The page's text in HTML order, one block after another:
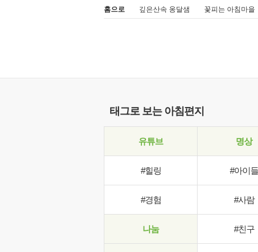
홈으로 깊은산속 옹달샘 꽃피는 아침마을
태그로 보는 아침편지
유튜브 명상
#힐링 #아이들
#경험 #사람
나눔 #친구